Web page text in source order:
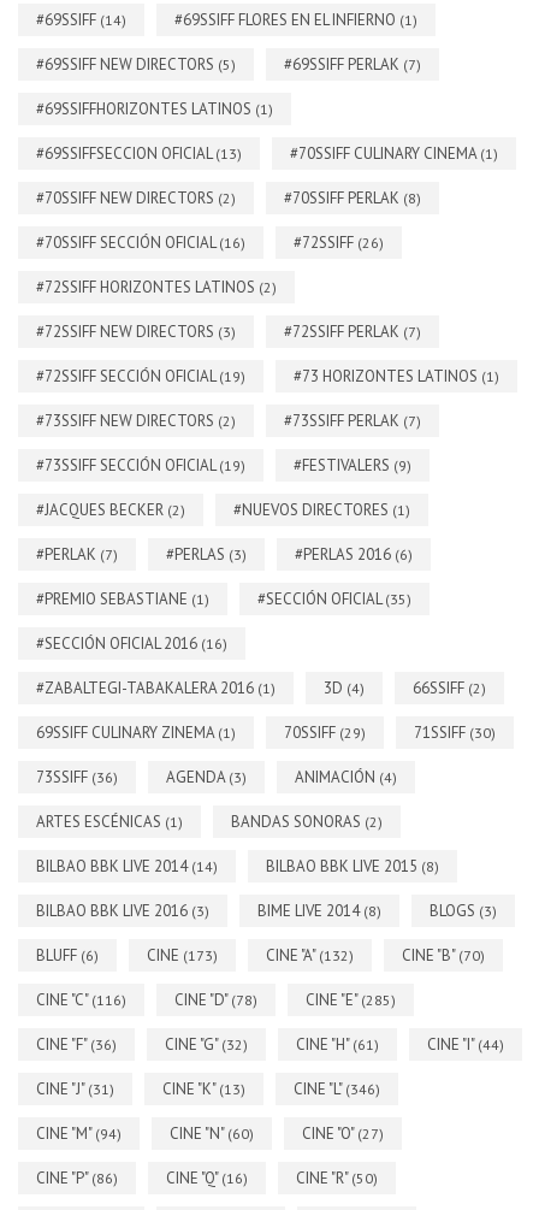
#69SSIFF (14) #69SSIFF FLORES EN EL INFIERNO (1)
#69SSIFF NEW DIRECTORS (5) #69SSIFF PERLAK (7)
#69SSIFFHORIZONTES LATINOS (1)
#69SSIFFSECCION OFICIAL(13) #70SSIFF CULINARY CINEMA (1)
#70SSIFF NEW DIRECTORS (2) #70SSIFF PERLAK (8)
#70SSIFF SECCIÓN OFICIAL(16) #72SSIFF (26)
#72SSIFF HORIZONTES LATINOS (2)
#72SSIFF NEW DIRECTORS (3) #72SSIFF PERLAK (7)
#72SSIFF SECCIÓN OFICIAL(19) #73 HORIZONTES LATINOS (1)
#73SSIFF NEW DIRECTORS (2) #73SSIFF PERLAK (7)
#73SSIFF SECCIÓN OFICIAL(19) #FESTIVALERS (9)
#JACQUES BECKER (2) #NUEVOS DIRECTORES (1)
#PERLAK (7) #PERLAS (3) #PERLAS 2016 (6)
#PREMIO SEBASTIANE (1) #SECCIÓN OFICIAL(35)
#SECCIÓN OFICIAL 2016 (16)
#ZABALTEGI-TABAKALERA 2016 (1) 3D (4) 66SSIFF (2)
69SSIFF CULINARY ZINEMA (1) 70SSIFF (29) 71SSIFF (30)
73SSIFF (36) AGENDA (3) ANIMACIÓN (4)
ARTES ESCÉNICAS (1) BANDAS SONORAS (2)
BILBAO BBK LIVE 2014 (14) BILBAO BBK LIVE 2015 (8)
BILBAO BBK LIVE 2016 (3) BIME LIVE 2014 (8) BLOGS (3)
BLUFF (6) CINE (173) CINE "A" (132) CINE "B" (70)
CINE "C" (116) CINE "D" (78) CINE "E" (285)
CINE "F" (36) CINE "G" (32) CINE "H" (61) CINE "I" (44)
CINE "J" (31) CINE "K" (13) CINE "L" (346)
CINE "M" (94) CINE "N" (60) CINE "O" (27)
CINE "P" (86) CINE "Q" (16) CINE "R" (50)